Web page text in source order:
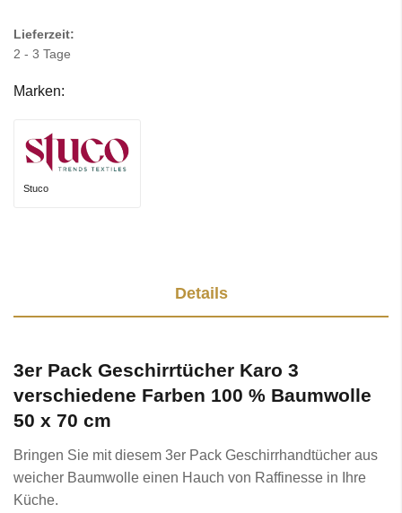
Lieferzeit:
2 - 3 Tage
Marken:
Stuco
Details
3er Pack Geschirrtücher Karo 3
verschiedene Farben 100 % Baumwolle
50 x 70 cm
Bringen Sie mit diesem 3er Pack Geschirrhandtücher aus
weicher Baumwolle einen Hauch von Raffinesse in Ihre
Küche.